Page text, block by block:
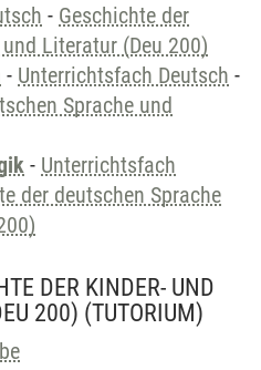
- Geschichte der
Literatur (Deu 200)
- Unterrichtsfach Deutsch -
Sprache und
- Unterrichtsfach
der deutschen Sprache
DER KINDER- UND
200) (TUTORIUM)